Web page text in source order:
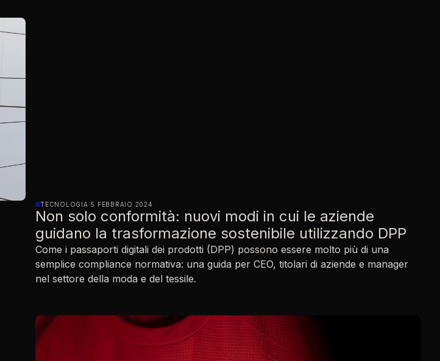
TECNOLOGIA ·5 FEBBRAIO 2024
Non solo conformità: nuovi modi in cui le aziende
guidano la trasformazione sostenibile utilizzando DPP
Come i passaporti digitali dei prodotti (DPP) possono essere molto più di una
semplice compliance normativa: una guida per CEO, titolari di aziende e manager
nel settore della moda e del tessile.